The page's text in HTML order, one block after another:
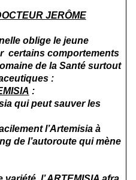
JERÔME
oblige le jeune
certains comportements
de la Santé surtout
:
:
qui peut sauver les
l’Artemisia à
de l’autoroute qui mène